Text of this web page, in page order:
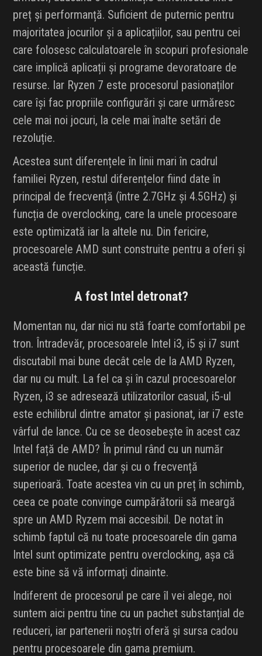
preț și performanță. Suficient de puternic pentru
majoritatea jocurilor și a aplicațiilor, sau pentru cei
care folosesc calculatoarele în scopuri profesionale
care implică aplicații și programe devoratoare de
resurse. Iar Ryzen 7 este procesorul pasionaților
care își fac propriile configurări și care urmăresc
cele mai noi jocuri, la cele mai înalte setări de
rezoluție.
Acestea sunt diferențele în linii mari în cadrul
familiei Ryzen, restul diferențelor fiind date în
principal de frecvență (între 2.7GHz și 4.5GHz) și
funcția de overclocking, care la unele procesoare
este optimizată iar la altele nu. Din fericire,
procesoarele AMD sunt construite pentru a oferi și
această funcție.
A fost Intel detronat?
Momentan nu, dar nici nu stă foarte comfortabil pe
tron. Întradevăr, procesoarele Intel i3, i5 și i7 sunt
discutabil mai bune decât cele de la AMD Ryzen,
dar nu cu mult. La fel ca și în cazul procesoarelor
Ryzen, i3 se adresează utilizatorilor casual, i5-ul
este echilibrul dintre amator și pasionat, iar i7 este
vârful de lance. Cu ce se deosebește în acest caz
Intel față de AMD? În primul rând cu un număr
superior de nuclee, dar și cu o frecvență
superioară. Toate acestea vin cu un preț în schimb,
ceea ce poate convinge cumpărătorii să meargă
spre un AMD Ryzem mai accesibil. De notat în
schimb faptul că nu toate procesoarele din gama
Intel sunt optimizate pentru overclocking, așa că
este bine să vă informați dinainte.
Indiferent de procesorul pe care îl vei alege, noi
suntem aici pentru tine cu un pachet substanțial de
reduceri, iar partenerii noștri oferă și sursa cadou
pentru procesoarele din gama premium.